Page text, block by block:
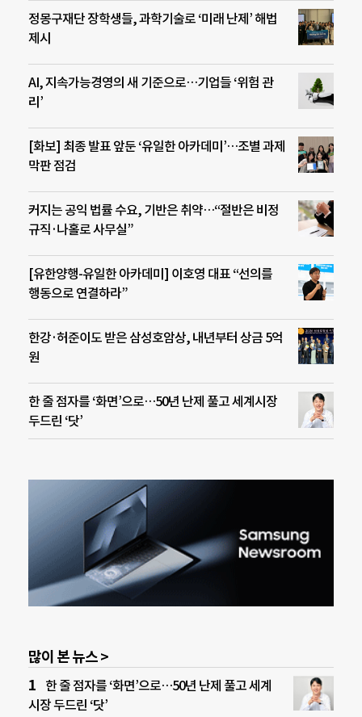
정몽구재단 장학생들, 과학기술로 ‘미래 난제’ 해법
제시
AI, 지속가능경영의 새 기준으로…기업들 ‘위험 관
리’
[화보] 최종 발표 앞둔 ‘유일한 아카데미’…조별 과제
막판 점검
커지는 공익 법률 수요, 기반은 취약…“절반은 비정
규직·나홀로 사무실”
[유한양행-유일한 아카데미] 이호영 대표 “선의를
행동으로 연결하라”
한강·허준이도 받은 삼성호암상, 내년부터 상금 5억
원
한 줄 점자를 ‘화면’으로…50년 난제 풀고 세계시장
두드린 ‘닷’
많이 본 뉴스 >
한 줄 점자를 ‘화면’으로…50년 난제 풀고 세계
시장 두드린 ‘닷’